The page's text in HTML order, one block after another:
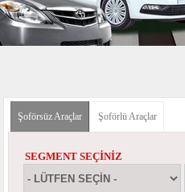
Şoförsüz Araçlar(etkin sekme)
Şoförlü Araçlar
SEGMENT SEÇINIZ